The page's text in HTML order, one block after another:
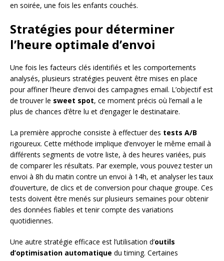
en soirée, une fois les enfants couchés.
Stratégies pour déterminer
l’heure optimale d’envoi
Une fois les facteurs clés identifiés et les comportements
analysés, plusieurs stratégies peuvent être mises en place
pour affiner l’heure d’envoi des campagnes email. L’objectif est
de trouver le sweet spot, ce moment précis où l’email a le
plus de chances d’être lu et d’engager le destinataire.
La première approche consiste à effectuer des tests A/B
rigoureux. Cette méthode implique d’envoyer le même email à
différents segments de votre liste, à des heures variées, puis
de comparer les résultats. Par exemple, vous pouvez tester un
envoi à 8h du matin contre un envoi à 14h, et analyser les taux
d’ouverture, de clics et de conversion pour chaque groupe. Ces
tests doivent être menés sur plusieurs semaines pour obtenir
des données fiables et tenir compte des variations
quotidiennes.
Une autre stratégie efficace est l’utilisation d’outils
d’optimisation automatique du timing. Certaines